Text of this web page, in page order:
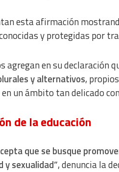
esta afirmación
y protegidas por
agregan en su declaración
y alternativos,
un ámbito tan delicado
de la educación
que se busque
y sexualidad”, denuncia la